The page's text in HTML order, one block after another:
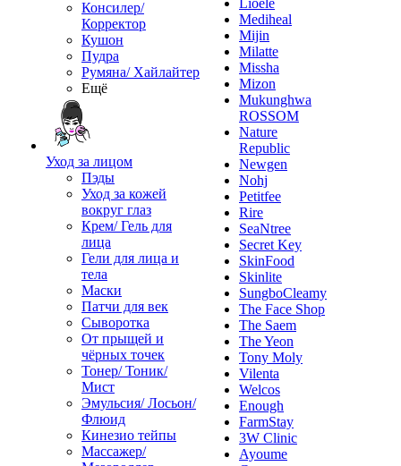
Консилер/
Корректор
Кушон
Пудра
Румяна/ Хайлайтер
Ещё
Уход за лицом
Пэды
Уход за кожей
вокруг глаз
Крем/ Гель для
лица
Гели для лица и
тела
Маски
Патчи для век
Сыворотка
От прыщей и
чёрных точек
Тонер/ Тоник/
Мист
Эмульсия/ Лосьон/
Флюид
Кинезио тейпы
Массажер/
Lioele
Mediheal
Mijin
Milatte
Missha
Mizon
Mukunghwa
ROSSOM
Nature
Republic
Newgen
Nohj
Petitfee
Rire
SeaNtree
Secret Key
SkinFood
Skinlite
SungboCleamy
The Face Shop
The Saem
The Yeon
Tony Moly
Vilenta
Welcos
Enough
FarmStay
3W Clinic
Ayoume